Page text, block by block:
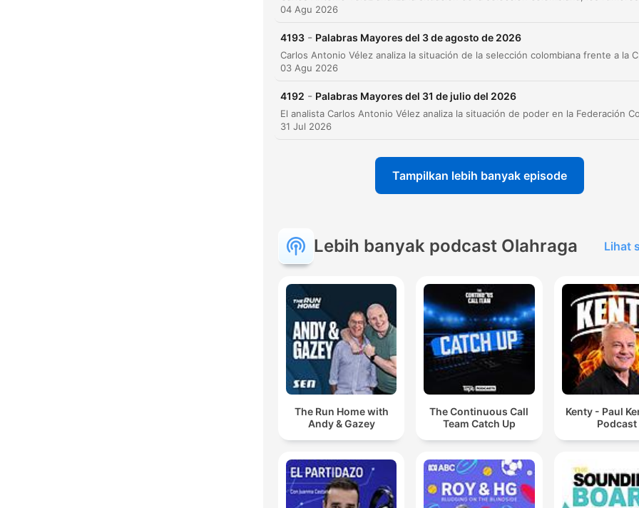
04 Agu 2026
4193 - Palabras Mayores del 3 de agosto de 2026
03 Agu 2026
4192 - Palabras Mayores del 31 de julio del 2026
31 Jul 2026
Tampilkan lebih banyak episode
Lebih banyak podcast Olahraga Lihat
The Run Home with
Andy & Gazey
The Continuous Call
Team Catch Up
Kenty - Paul
Podcast